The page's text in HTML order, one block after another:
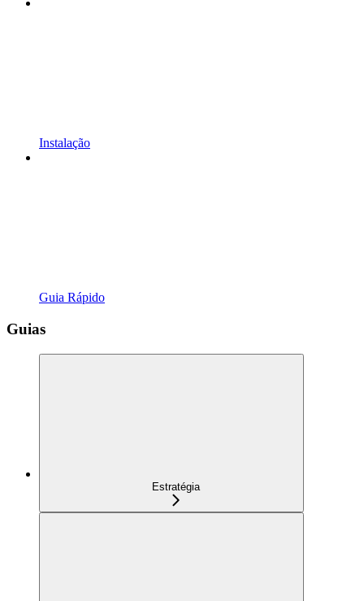
Instalação
Guia Rápido
Guias
Estratégia